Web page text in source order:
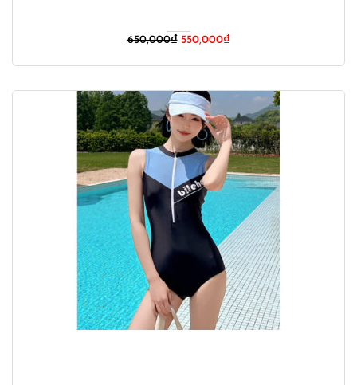
650,000₫ Giá
650,000₫.
550,000₫Giá
là:
550,000₫.